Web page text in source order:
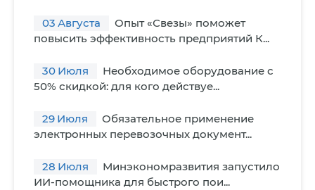
03 Августа
Опыт «Свезы» поможет
повысить эффективность предприятий К...
30 Июля
Необходимое оборудование с
50% скидкой: для кого действуе...
29 Июля
Обязательное применение
электронных перевозочных документ...
28 Июля
Минэкономразвития запустило
ИИ-помощника для быстрого пои...